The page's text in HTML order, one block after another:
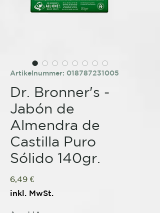
Artikelnummer: 018787231005
Dr. Bronner's -
Jabón de
Almendra de
Castilla Puro
Sólido 140gr.
6,49 €Preis
inkl. MwSt.